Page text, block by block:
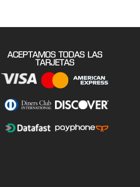
ACEPTAMOS TODAS LAS
TARJETAS